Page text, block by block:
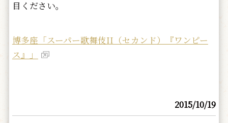
目ください。
博多座「スーパー歌舞伎II（セカンド）『ワンピー
ス』」
2015/10/19